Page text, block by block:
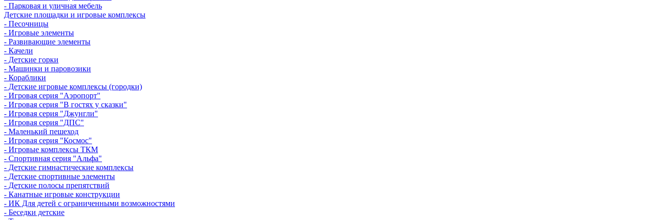
- Парковая и уличная мебель
Детские площадки и игровые комплексы
- Песочницы
- Игровые элементы
- Развивающие элементы
- Качели
- Детские горки
- Машинки и паровозики
- Кораблики
- Детские игровые комплексы (городки)
- Игровая серия "Аэропорт"
- Игровая серия "В гостях у сказки"
- Игровая серия "Джунгли"
- Игровая серия "ДПС"
- Маленький пешеход
- Игровая серия "Космос"
- Игровые комплексы ТКМ
- Спортивная серия "Альфа"
- Детские гимнастические комплексы
- Детские спортивные элементы
- Детские полосы препятствий
- Канатные игровые конструкции
- ИК Для детей с ограниченными возможностями
- Беседки детские